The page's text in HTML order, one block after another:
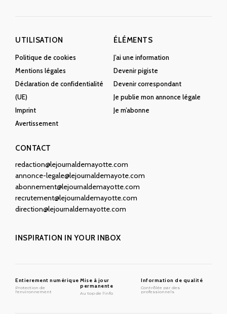
UTILISATION
Politique de cookies
Mentions légales
Déclaration de confidentialité
(UE)
Imprint
Avertissement
ÉLÉMENTS
J’ai une information
Devenir pigiste
Devenir correspondant
Je publie mon annonce légale
Je m’abonne
CONTACT
redaction@lejournaldemayotte.com
annonce-legale@lejournaldemayote.com
abonnement@lejournaldemayotte.com
recrutement@lejournaldemayotte.com
direction@lejournaldemayotte.com
INSPIRATION IN YOUR INBOX
Entierement numérique
Protection de
l'environnement
Mise à jour
permanente
Au top de l'info
Information de qualité
Contrôlée par des
professionnels